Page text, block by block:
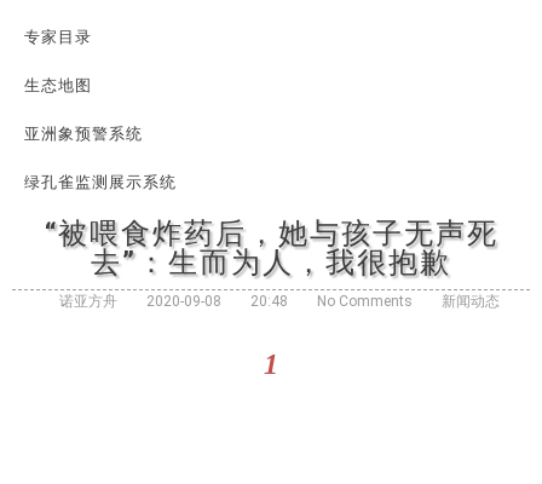
专家目录
生态地图
亚洲象预警系统
绿孔雀监测展示系统
“被喂食炸药后，她与孩子无声死
去”：生而为人，我很抱歉
诺亚方舟 2020-09-08 20:48 No Comments 新闻动态
1